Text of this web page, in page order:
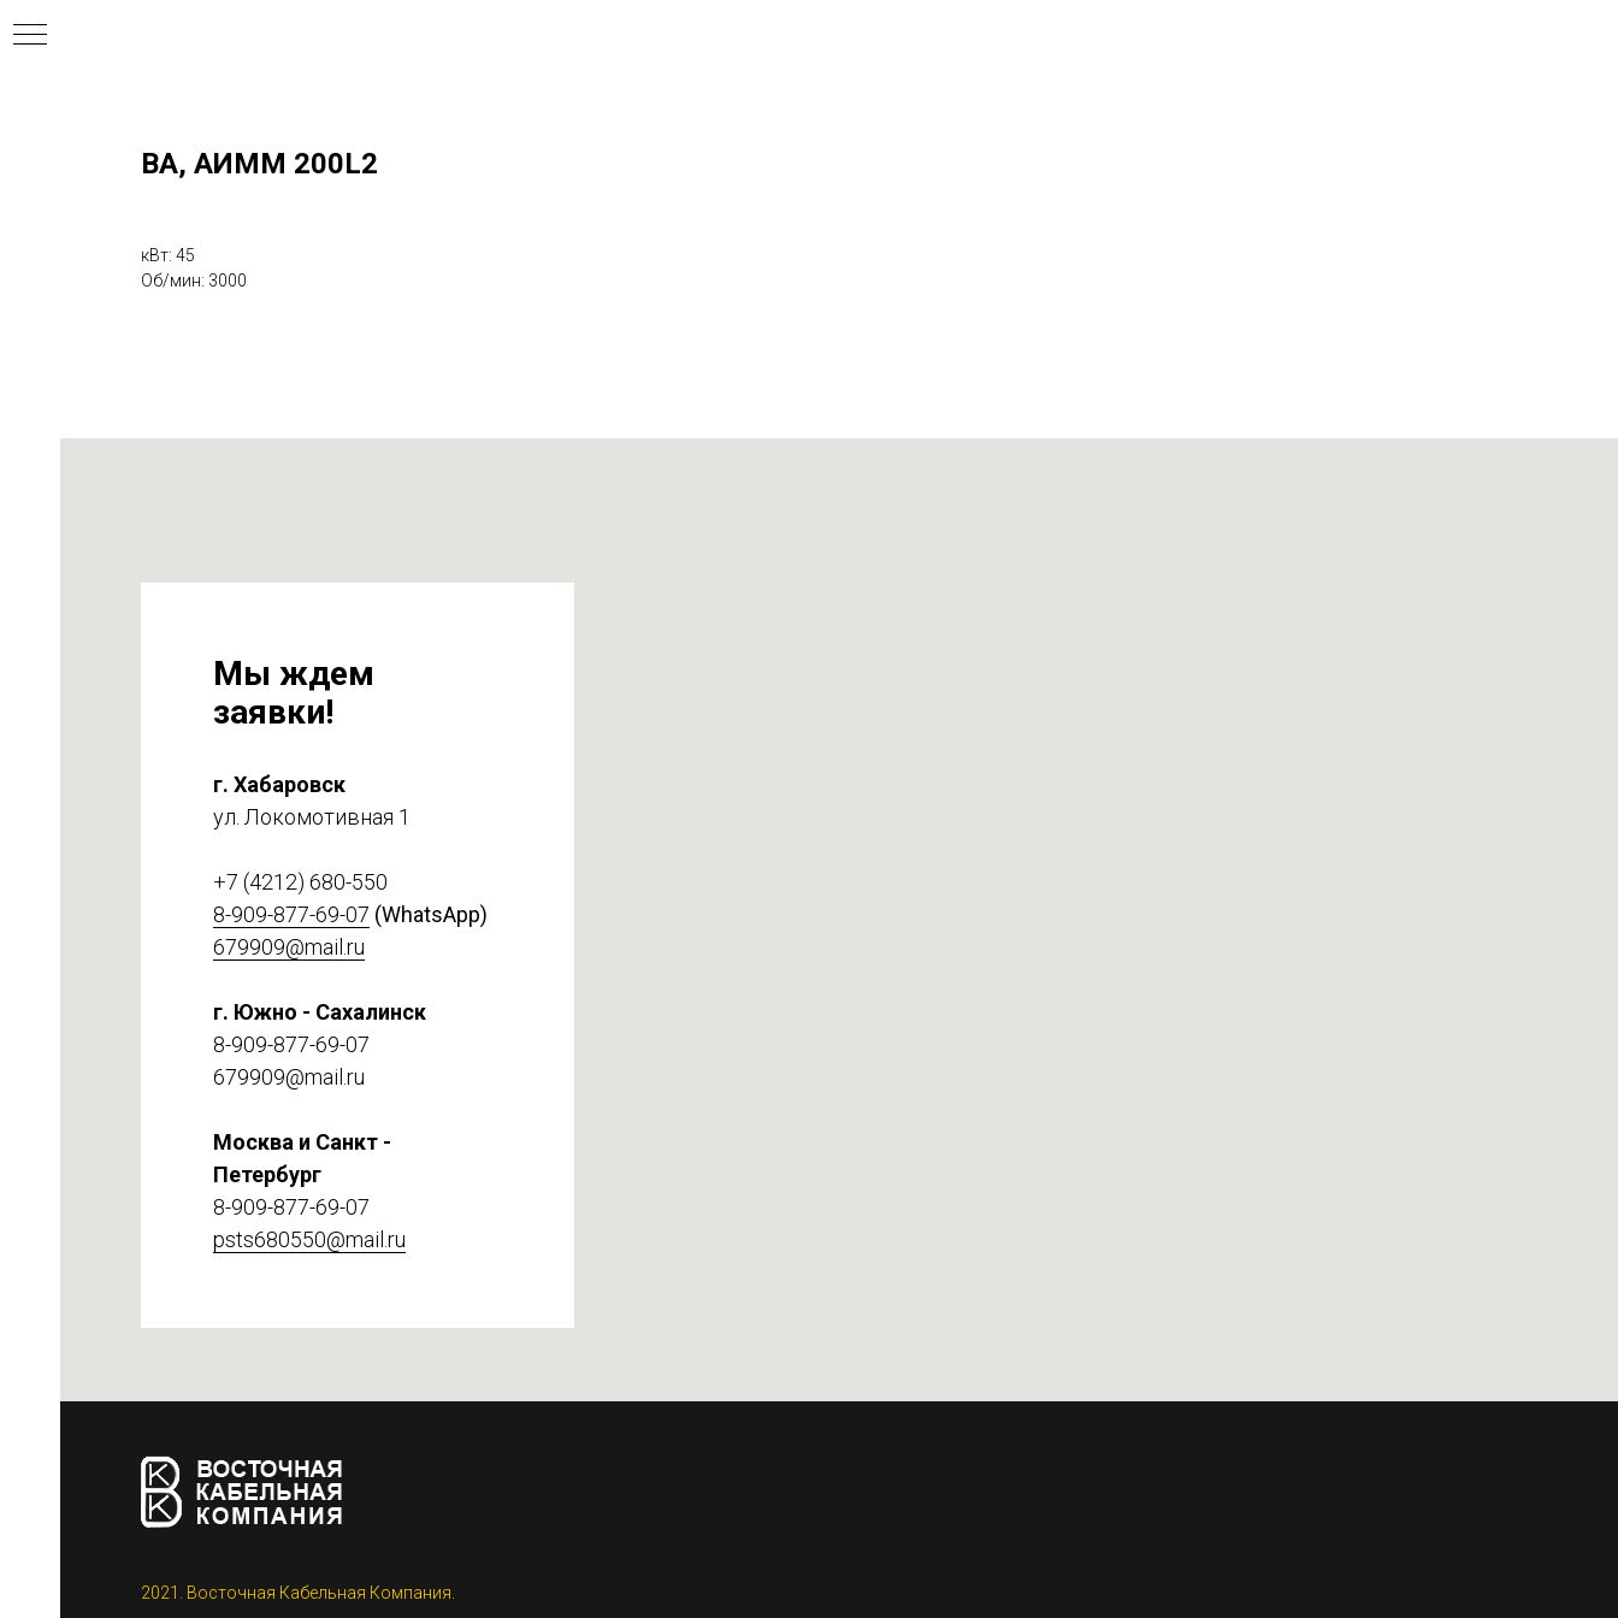
ВА, АИММ 200L2
кВт: 45
Об/мин: 3000
Мы ждем
заявки!
г. Хабаровск
ул. Локомотивная 1
+7 (4212) 680-550
8-909-877-69-07 (WhatsApp)
679909@mail.ru
г. Южно - Сахалинск
8-909-877-69-07
679909@mail.ru
Москва и Санкт -
Петербург
8-909-877-69-07
psts680550@mail.ru
2021. Восточная Кабельная Компания.